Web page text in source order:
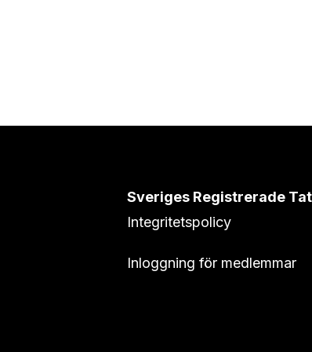
Sveriges Registrerade
Integritetspolicy
Inloggning för medlemmar